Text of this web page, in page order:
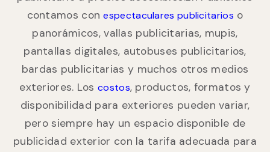
contamos conespectaculares publicitarios o
panorámicos, vallas publicitarias, mupis,
pantallas digitales, autobuses publicitarios,
bardas publicitarias y muchos otros medios
exteriores. Loscostos, productos, formatos y
disponibilidad para exteriores pueden variar,
pero siempre hay un espacio disponible de
publicidad exterior con la tarifa adecuada para